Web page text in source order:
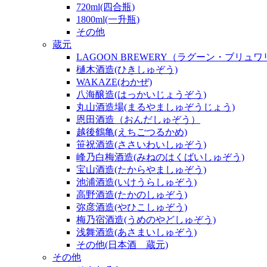
720ml(四合瓶)
1800ml(一升瓶)
その他
蔵元
LAGOON BREWERY（ラグーン・ブリュワ
樋木酒造(ひきしゅぞう)
WAKAZE(わかぜ)
八海醸造(はっかいじょうぞう)
丸山酒造場(まるやましゅぞうじょう)
恩田酒造（おんだしゅぞう）
越後鶴亀(えちごつるかめ)
笹祝酒造(ささいわいしゅぞう)
峰乃白梅酒造(みねのはくばいしゅぞう)
宝山酒造(たからやましゅぞう)
池浦酒造(いけうらしゅぞう)
高野酒造(たかのしゅぞう)
弥彦酒造(やひこしゅぞう)
梅乃宿酒造(うめのやどしゅぞう)
浅舞酒造(あさまいしゅぞう)
その他(日本酒 蔵元)
その他